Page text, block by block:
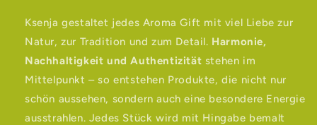
Ksenja gestaltet jedes Aroma Gift mit viel Liebe zur
Natur, zur Tradition und zum Detail. Harmonie,
Nachhaltigkeit und Authentizität stehen im
Mittelpunkt – so entstehen Produkte, die nicht nur
schön aussehen, sondern auch eine besondere Energie
ausstrahlen. Jedes Stück wird mit Hingabe bemalt